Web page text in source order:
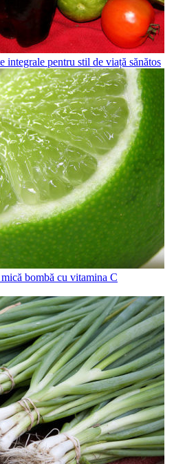
integrale pentru stil de viață sănătos
bombă cu vitamina C